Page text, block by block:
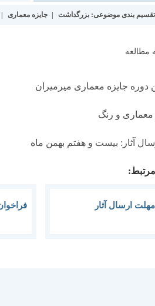
بندی موضوعی:بزرگداشت جایزه معماری
دوره جایزه معماری میرمیران
معماری و رنگ
آثار: بیست و هفتم بهمن ماه
ارسال آثار